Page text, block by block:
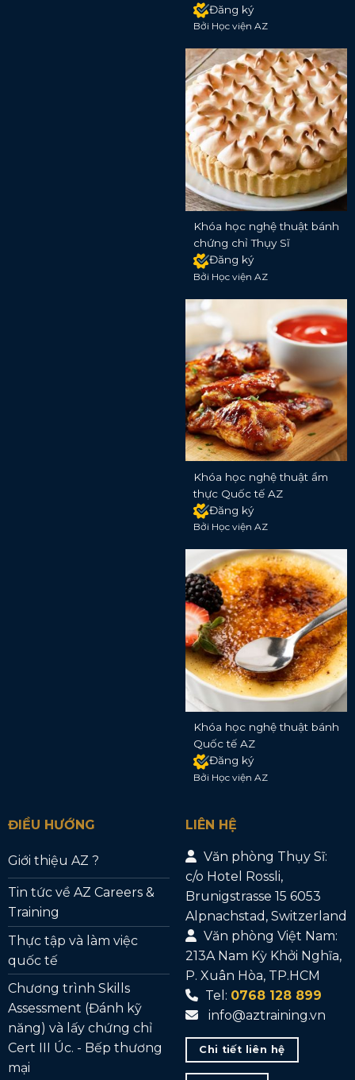
Đăng ký
Bởi Học viện AZ
Khóa học nghệ thuật bánh
chứng chỉ Thụy Sĩ
Đăng ký
Bởi Học viện AZ
Khóa học nghệ thuật ẩm
thực Quốc tế AZ
Đăng ký
Bởi Học viện AZ
Khóa học nghệ thuật bánh
Quốc tế AZ
Đăng ký
Bởi Học viện AZ
ĐIỀU HƯỚNG
Giới thiệu AZ ?
Tin tức về AZ Careers &
Training
Thực tập và làm việc
quốc tế
Chương trình Skills
Assessment (Đánh kỹ
năng) và lấy chứng chỉ
Cert III Úc. - Bếp thương
mại
LIÊN HỆ
Văn phòng Thụy Sĩ:
c/o Hotel Rossli,
Brunigstrasse 15 6053
Alpnachstad, Switzerland
Văn phòng Việt Nam:
213A Nam Kỳ Khởi Nghĩa,
P. Xuân Hòa, TP.HCM
Tel: 0768 128 899
info@aztraining.vn
Chi tiết liên hệ